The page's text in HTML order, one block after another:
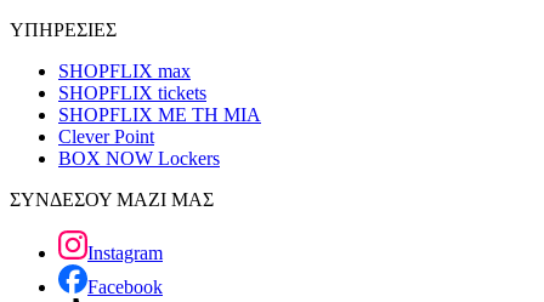
ΥΠΗΡΕΣΙΕΣ
SHOPFLIX max
SHOPFLIX tickets
SHOPFLIX ΜΕ ΤΗ ΜΙΑ
Clever Point
BOX NOW Lockers
ΣΥΝΔΕΣΟΥ ΜΑΖΙ ΜΑΣ
Instagram
Facebook